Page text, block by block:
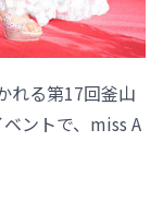
れる第17回釜山
ントで、miss A